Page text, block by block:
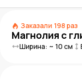
Заказали 198 раз
Магнолия с
Ширина: ~ 10 см